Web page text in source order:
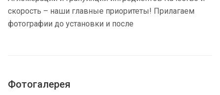
скорость – наши главные приоритеты! Прилагаем
фотографии до установки и после
Фотогалерея